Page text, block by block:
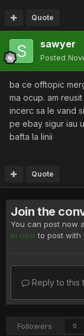
Quote
sawyer
Posted
ba ce offtopic
ma ocup. am
incerc sa le vand
pe ebay sigur iau
bafta la linii
Quote
Join the
You can post now
in now to post with
Reply to this
Followers 0